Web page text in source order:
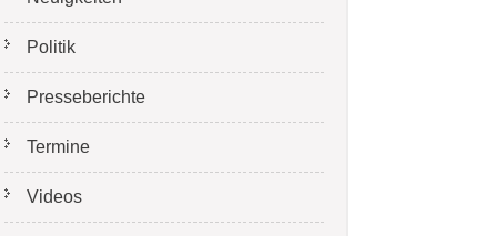
Politik
Presseberichte
Termine
Videos